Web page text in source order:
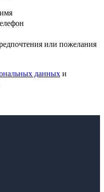
или пожелания
данных и